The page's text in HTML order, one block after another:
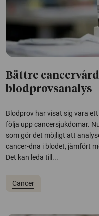
Bättre
blodprovsanalys
Blodprov har visat sig vara
följa upp cancersjukdomar.
som gör det möjligt att
cancer-dna i blodet, jämfört
Det kan leda till...
Cancer